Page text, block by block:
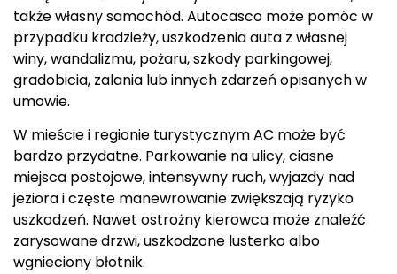
także własny samochód. Autocasco może pomóc w
przypadku kradzieży, uszkodzenia auta z własnej
winy, wandalizmu, pożaru, szkody parkingowej,
gradobicia, zalania lub innych zdarzeń opisanych w
umowie.
W mieście i regionie turystycznym AC może być
bardzo przydatne. Parkowanie na ulicy, ciasne
miejsca postojowe, intensywny ruch, wyjazdy nad
jeziora i częste manewrowanie zwiększają ryzyko
uszkodzeń. Nawet ostrożny kierowca może znaleźć
zarysowane drzwi, uszkodzone lusterko albo
wgnieciony błotnik.